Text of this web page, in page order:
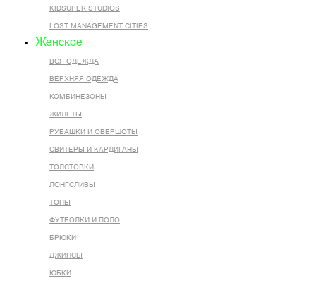
KIDSUPER STUDIOS
LOST MANAGEMENT CITIES
Женское
ВСЯ ОДЕЖДА
ВЕРХНЯЯ ОДЕЖДА
КОМБИНЕЗОНЫ
ЖИЛЕТЫ
РУБАШКИ И ОВЕРШОТЫ
СВИТЕРЫ И КАРДИГАНЫ
ТОЛСТОВКИ
ЛОНГСЛИВЫ
ТОПЫ
ФУТБОЛКИ И ПОЛО
БРЮКИ
ДЖИНСЫ
ЮБКИ